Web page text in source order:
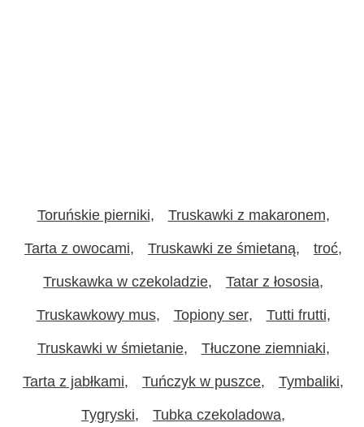
Toruńskie pierniki Truskawki z makaronem
Tarta z owocami Truskawki ze śmietaną troć
Truskawka w czekoladzie Tatar z łososia
Truskawkowy mus Topiony ser Tutti frutti
Truskawki w śmietanie Tłuczone ziemniaki
Tarta z jabłkami Tuńczyk w puszce Tymbaliki
Tygryski Tubka czekoladowa